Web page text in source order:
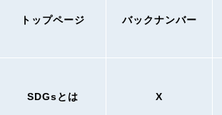
トップページ バックナンバー
SDGsとは X